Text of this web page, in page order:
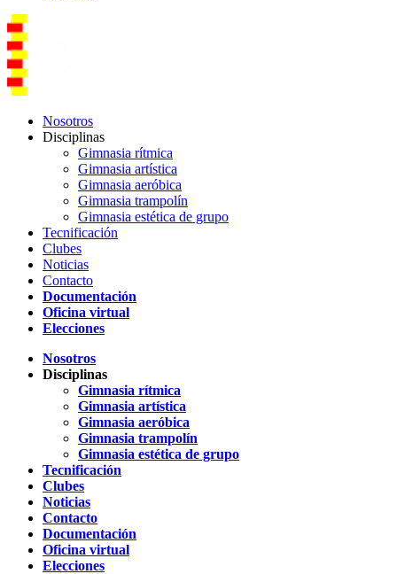
Nosotros
Disciplinas
Gimnasia rítmica
Gimnasia artística
Gimnasia aeróbica
Gimnasia trampolín
Gimnasia estética de grupo
Tecnificación
Clubes
Noticias
Contacto
Documentación
Oficina virtual
Elecciones
Nosotros
Disciplinas
Gimnasia rítmica
Gimnasia artística
Gimnasia aeróbica
Gimnasia trampolín
Gimnasia estética de grupo
Tecnificación
Clubes
Noticias
Contacto
Documentación
Oficina virtual
Elecciones